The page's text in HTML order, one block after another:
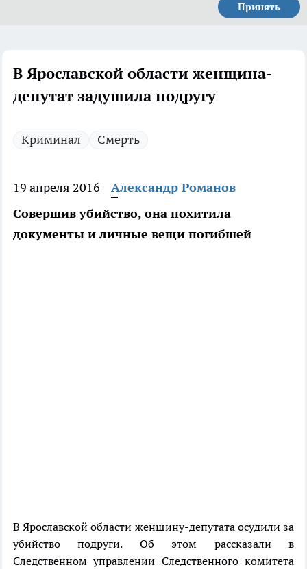
Принять
В Ярославской области женщина-
депутат задушила подругу
Криминал Смерть
19 апреля 2016
Александр Романов
Совершив убийство, она похитила
документы и личные вещи погибшей
В Ярославской области женщину-депутата осудили за
убийство подруги. Об этом рассказали в
Следственном управлении Следственного комитета